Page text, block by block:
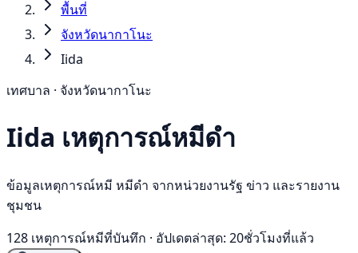
พื้นที่
จังหวัดนากาโนะ
Iida
เทศบาล · จังหวัดนากาโนะ
Iida เหตุการณ์หมีดำ
ข้อมูลเหตุการณ์หมี หมีดำ จากหน่วยงานรัฐ ข่าว และรายงาน
ชุมชน
128 เหตุการณ์หมีที่บันทึก · อัปเดตล่าสุด: 20ชั่วโมงที่แล้ว